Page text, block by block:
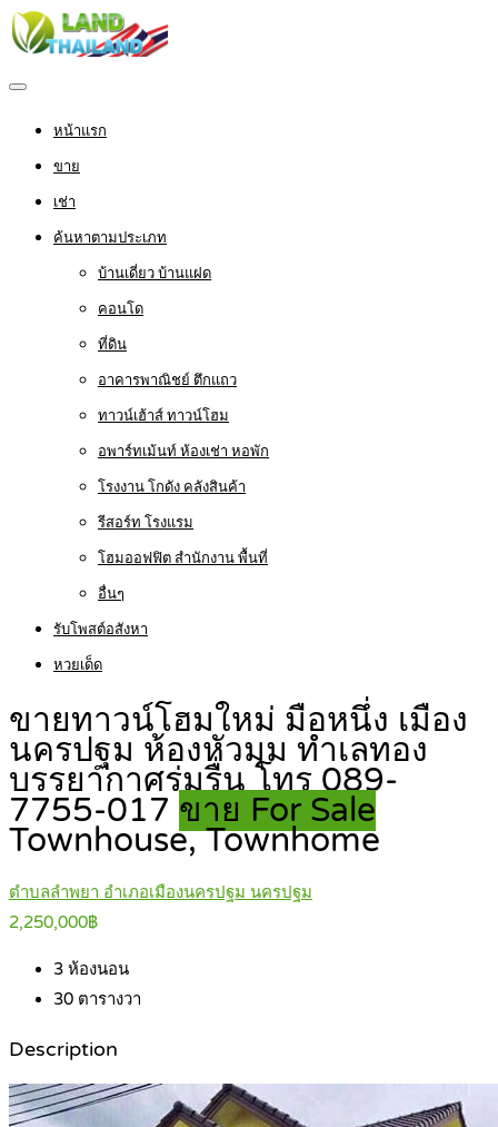
หน้าแรก
ขาย
เช่า
ค้นหาตามประเภท
บ้านเดี่ยว บ้านแฝด
คอนโด
ที่ดิน
อาคารพาณิชย์ ตึกแถว
ทาวน์เฮ้าส์ ทาวน์โฮม
อพาร์ทเม้นท์ ห้องเช่า หอพัก
โรงงาน โกดัง คลังสินค้า
รีสอร์ท โรงแรม
โฮมออฟฟิต สำนักงาน พื้นที่
อื่นๆ
รับโพสต์อสังหา
หวยเด็ด
ขายทาวน์โฮมใหม่ มือหนึ่ง เมือง
นครปฐม ห้องหัวมุม ทำเลทอง
บรรยากาศร่มรื่น โทร 089-
7755-017 ขาย For Sale
Townhouse, Townhome
ตำบลลำพยา อำเภอเมืองนครปฐม นครปฐม
2,250,000฿
3 ห้องนอน
30 ตารางวา
Description